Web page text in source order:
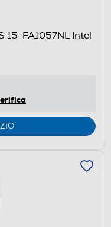
15-FA1057NL Intel